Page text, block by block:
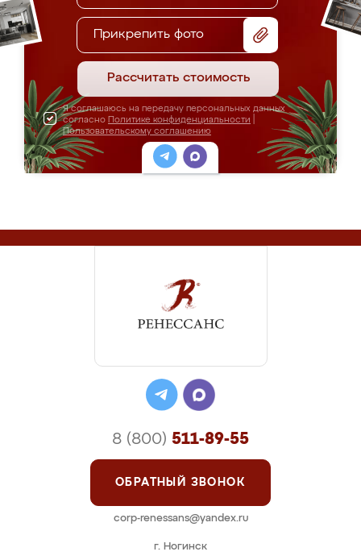
Прикрепить фото
Рассчитать стоимость
Я соглашаюсь на передачу персональных данных
согласно Политике конфиденциальности
Пользовательскому соглашению
г. Ногинск
8 (800) 511-89-55
ОБРАТНЫЙ ЗВОНОК
corp-renessans@yandex.ru